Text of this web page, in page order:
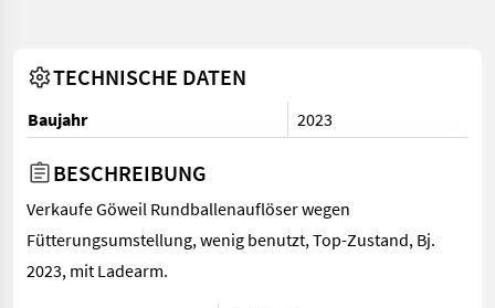
TECHNISCHE DATEN
Baujahr 2023
BESCHREIBUNG
Verkaufe Göweil Rundballenauflöser wegen
Fütterungsumstellung, wenig benutzt, Top-Zustand, Bj.
2023, mit Ladearm.